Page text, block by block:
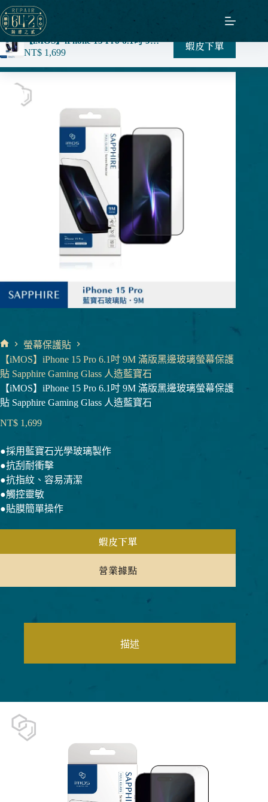
跳
至
主
要
內
【iMOS】iPhone 15 Pro 6.1吋 9M 滿版黑邊玻璃螢幕保護貼 Sapphire Gaming Glass 人造藍寶石
NT$ 1,699
蝦皮下單
首
頁
螢幕保護貼
【iMOS】iPhone 15 Pro 6.1吋 9M 滿版黑邊玻璃螢幕保護
貼 Sapphire Gaming Glass 人造藍寶石
【iMOS】iPhone 15 Pro 6.1吋 9M 滿版黑邊玻璃螢幕保護
貼 Sapphire Gaming Glass 人造藍寶石
NT$ 1,699
●採用藍寶石光學玻璃製作
●抗刮耐衝擊
●抗指紋、容易清潔
●觸控靈敏
●貼膜簡單操作
蝦皮下單
營業據點
描述